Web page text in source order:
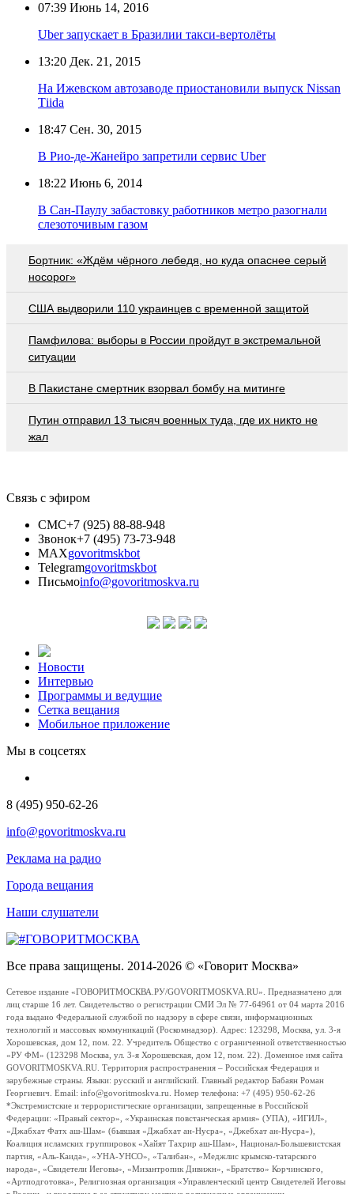
07:39 Июнь 14, 2016
Uber запускает в Бразилии такси-вертолёты
13:20 Дек. 21, 2015
На Ижевском автозаводе приостановили выпуск Nissan
Тiida
18:47 Сен. 30, 2015
В Рио-де-Жанейро запретили сервис Uber
18:22 Июнь 6, 2014
В Сан-Паулу забастовку работников метро разогнали
слезоточивым газом
Бортник: «Ждём чёрного лебедя, но куда опаснее серый
носорог»
США выдворили 110 украинцев с временной защитой
Памфилова: выборы в России пройдут в экстремальной
ситуации
В Пакистане смертник взорвал бомбу на митинге
Путин отправил 13 тысяч военных туда, где их никто не
жал
Связь с эфиром
СМС+7 (925) 88-88-948
Звонок+7 (495) 73-73-948
MAXgovoritmskbot
Telegramgovoritmskbot
Письмоinfo@govoritmoskva.ru
Новости
Интервью
Программы и ведущие
Сетка вещания
Мобильное приложение
Мы в соцсетях
8 (495) 950-62-26
info@govoritmoskva.ru
Реклама на радио
Города вещания
Наши слушатели
Все права защищены. 2014-2026 © «Говорит Москва»
Сетевое издание «ГОВОРИТМОСКВА.РУ/GOVORITMOSKVA.RU». Предназначено для
лиц старше 16 лет. Свидетельство о регистрации СМИ Эл № 77-64961 от 04 марта 2016
года выдано Федеральной службой по надзору в сфере связи, информационных
технологий и массовых коммуникаций (Роскомнадзор). Адрес: 123298, Москва, ул. 3-я
Хорошевская, дом 12, пом. 22. Учредитель Общество с ограниченной ответственностью
«РУ ФМ» (123298 Москва, ул. 3-я Хорошевская, дом 12, пом. 22). Доменное имя сайта
GOVORITMOSKVA.RU. Территория распространения – Российская Федерация и
зарубежные страны. Языки: русский и английский. Главный редактор Бабаян Роман
Георгиевич. Email: info@govoritmoskva.ru. Номер телефона: +7 (495) 950-62-26
*Экстремистские и террористические организации, запрещенные в Российской
Федерации: «Правый сектор», «Украинская повстанческая армия» (УПА), «ИГИЛ»,
«Джабхат Фатх аш-Шам» (бывшая «Джабхат ан-Нусра», «Джебхат ан-Нусра»),
Коалиция исламских группировок «Хайят Тахрир аш-Шам», Национал-Большевистская
партия, «Аль-Каида», «УНА-УНСО», «Талибан», «Меджлис крымско-татарского
народа», «Свидетели Иеговы», «Мизантропик Дивижн», «Братство» Корчинского,
«Артподготовка», Религиозная организация «Управленческий центр Свидетелей Иеговы